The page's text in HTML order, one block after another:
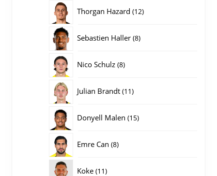
Thorgan Hazard 1212
Sebastien Haller 88
Nico Schulz 88
Julian Brandt 1111
Donyell Malen 1515
Emre Can 88
Koke 1111